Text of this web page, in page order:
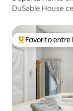
DuSable House
Favorito entre
Favorito entre